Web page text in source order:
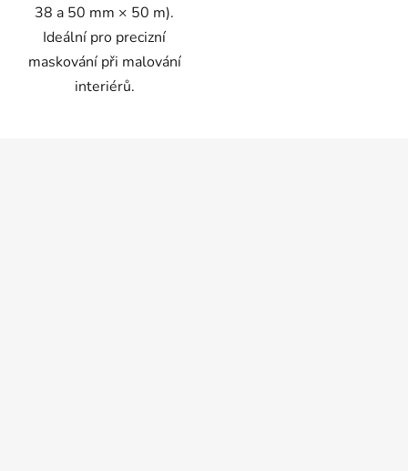
38 a 50 mm × 50 m).
Ideální pro precizní
maskování při malování
interiérů.